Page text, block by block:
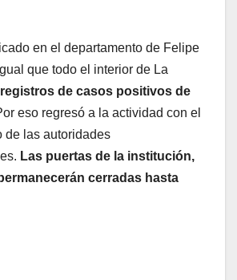
en el departamento de Felipe
que todo el interior de La
de casos positivos de
eso regresó a la actividad con el
de las autoridades
Las puertas de la institución,
cerradas hasta